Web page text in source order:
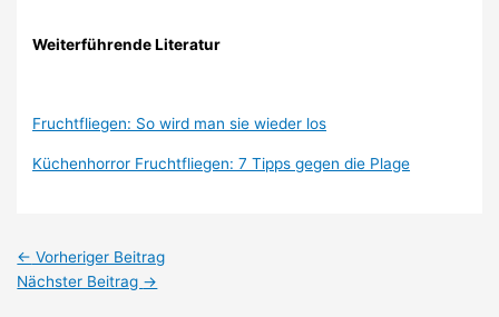
Weiterführende Literatur
Fruchtfliegen: So wird man sie wieder los
Küchenhorror Fruchtfliegen: 7 Tipps gegen die Plage
← Vorheriger Beitrag
Nächster Beitrag →